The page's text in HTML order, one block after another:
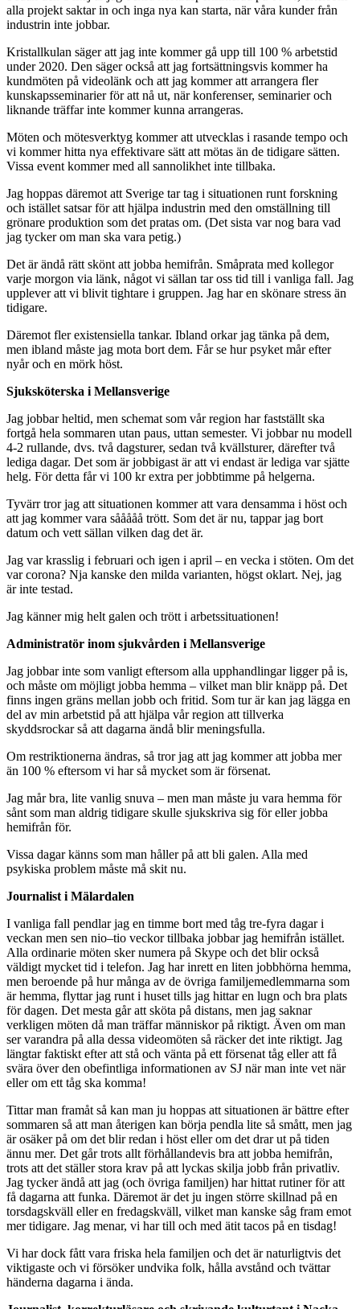
alla projekt saktar in och inga nya kan starta, när våra kunder från
industrin inte jobbar.
Kristallkulan säger att jag inte kommer gå upp till 100 % arbetstid
under 2020. Den säger också att jag fortsättningsvis kommer ha
kundmöten på videolänk och att jag kommer att arrangera fler
kunskapsseminarier för att nå ut, när konferenser, seminarier och
liknande träffar inte kommer kunna arrangeras.
Möten och mötesverktyg kommer att utvecklas i rasande tempo och
vi kommer hitta nya effektivare sätt att mötas än de tidigare sätten.
Vissa event kommer med all sannolikhet inte tillbaka.
Jag hoppas däremot att Sverige tar tag i situationen runt forskning
och istället satsar för att hjälpa industrin med den omställning till
grönare produktion som det pratas om. (Det sista var nog bara vad
jag tycker om man ska vara petig.)
Det är ändå rätt skönt att jobba hemifrån. Småprata med kollegor
varje morgon via länk, något vi sällan tar oss tid till i vanliga fall. Jag
upplever att vi blivit tightare i gruppen. Jag har en skönare stress än
tidigare.
Däremot fler existensiella tankar. Ibland orkar jag tänka på dem,
men ibland måste jag mota bort dem. Får se hur psyket mår efter
nyår och en mörk höst.
Sjuksköterska i Mellansverige
Jag jobbar heltid, men schemat som vår region har fastställt ska
fortgå hela sommaren utan paus, uttan semester. Vi jobbar nu modell
4-2 rullande, dvs. två dagsturer, sedan två kvällsturer, därefter två
lediga dagar. Det som är jobbigast är att vi endast är lediga var sjätte
helg. För detta får vi 100 kr extra per jobbtimme på helgerna.
Tyvärr tror jag att situationen kommer att vara densamma i höst och
att jag kommer vara sååååå trött. Som det är nu, tappar jag bort
datum och vett sällan vilken dag det är.
Jag var krasslig i februari och igen i april – en vecka i stöten. Om det
var corona? Nja kanske den milda varianten, högst oklart. Nej, jag
är inte testad.
Jag känner mig helt galen och trött i arbetssituationen!
Administratör inom sjukvården i Mellansverige
Jag jobbar inte som vanligt eftersom alla upphandlingar ligger på is,
och måste om möjligt jobba hemma – vilket man blir knäpp på. Det
finns ingen gräns mellan jobb och fritid. Som tur är kan jag lägga en
del av min arbetstid på att hjälpa vår region att tillverka
skyddsrockar så att dagarna ändå blir meningsfulla.
Om restriktionerna ändras, så tror jag att jag kommer att jobba mer
än 100 % eftersom vi har så mycket som är försenat.
Jag mår bra, lite vanlig snuva – men man måste ju vara hemma för
sånt som man aldrig tidigare skulle sjukskriva sig för eller jobba
hemifrån för.
Vissa dagar känns som man håller på att bli galen. Alla med
psykiska problem måste må skit nu.
Journalist i Mälardalen
I vanliga fall pendlar jag en timme bort med tåg tre-fyra dagar i
veckan men sen nio–tio veckor tillbaka jobbar jag hemifrån istället.
Alla ordinarie möten sker numera på Skype och det blir också
väldigt mycket tid i telefon. Jag har inrett en liten jobbhörna hemma,
men beroende på hur många av de övriga familjemedlemmarna som
är hemma, flyttar jag runt i huset tills jag hittar en lugn och bra plats
för dagen. Det mesta går att sköta på distans, men jag saknar
verkligen möten då man träffar människor på riktigt. Även om man
ser varandra på alla dessa videomöten så räcker det inte riktigt. Jag
längtar faktiskt efter att stå och vänta på ett försenat tåg eller att få
svära över den obefintliga informationen av SJ när man inte vet när
eller om ett tåg ska komma!
Tittar man framåt så kan man ju hoppas att situationen är bättre efter
sommaren så att man återigen kan börja pendla lite så smått, men jag
är osäker på om det blir redan i höst eller om det drar ut på tiden
ännu mer. Det går trots allt förhållandevis bra att jobba hemifrån,
trots att det ställer stora krav på att lyckas skilja jobb från privatliv.
Jag tycker ändå att jag (och övriga familjen) har hittat rutiner för att
få dagarna att funka. Däremot är det ju ingen större skillnad på en
torsdagskväll eller en fredagskväll, vilket man kanske såg fram emot
mer tidigare. Jag menar, vi har till och med ätit tacos på en tisdag!
Vi har dock fått vara friska hela familjen och det är naturligtvis det
viktigaste och vi försöker undvika folk, hålla avstånd och tvättar
händerna dagarna i ända.